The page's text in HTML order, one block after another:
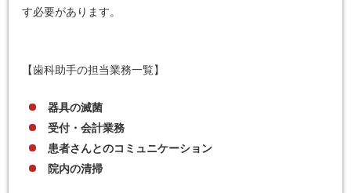
す必要があります。
【歯科助手の担当業務一覧】
器具の滅菌
受付・会計業務
患者さんとのコミュニケーション
院内の清掃